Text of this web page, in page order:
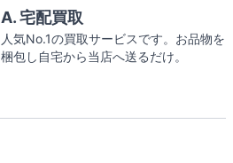
A. 宅配買取
人気No.1の買取サービスです。お品物を
梱包し自宅から当店へ送るだけ。